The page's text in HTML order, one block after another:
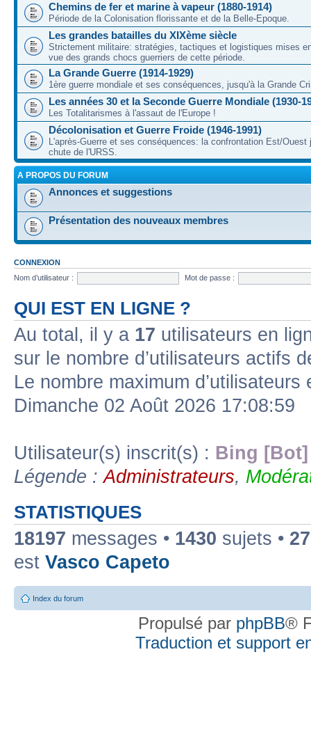
Chemins de fer et marine à vapeur (1880-1914)
Période de la Colonisation florissante et de la Belle-Epoque.
Les grandes batailles du XIXème siècle
Strictement militaire: stratégies, tactiques et logistiques mises
vue des grands chocs guerriers de cette période.
La Grande Guerre (1914-1929)
1ère guerre mondiale et ses conséquences, jusqu'à la Grande
Les années 30 et la Seconde Guerre Mondiale (1930-
Les Totalitarismes à l'assaut de l'Europe !
Décolonisation et Guerre Froide (1946-1991)
L'après-Guerre et ses conséquences: la confrontation Est/Ouest
chute de l'URSS.
A PROPOS DU FORUM
Annonces et suggestions
Présentation des nouveaux membres
CONNEXION
Nom d’utilisateur :
Mot de passe :
QUI EST EN LIGNE ?
Au total, il y a 17 utilisateurs en
sur le nombre d’utilisateurs actifs
Le nombre maximum
Dimanche 02 Août 2026 17:08:59
Utilisateur(s) inscrit(s) : Bing [Bot]
Légende :Administrateurs,
STATISTIQUES
18197 messages • 1430 sujets •
est Vasco Capeto
Index du forum
Propulsé par phpBB®
Traduction et support